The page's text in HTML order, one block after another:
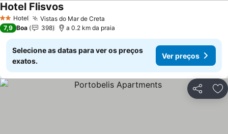
2 Estrelas
Hotel Vistas do Mar de Creta
Hotel Flisvos
7,9 Boa 398 a 0.2 km da praia
Selecione as datas para ver os preços
exatos.
Ver preços
Partilhar